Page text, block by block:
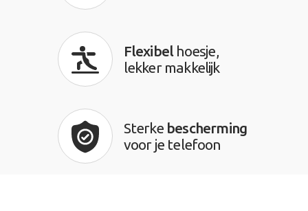
Flexibelhoesje,
lekker makkelijk
Sterke bescherming
voor je telefoon